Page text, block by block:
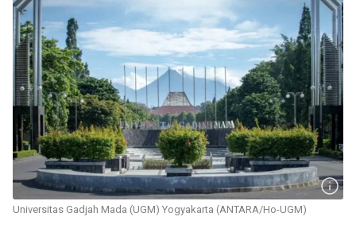
Universitas Gadjah Mada (UGM) Yogyakarta (ANTARA/Ho-UGM)